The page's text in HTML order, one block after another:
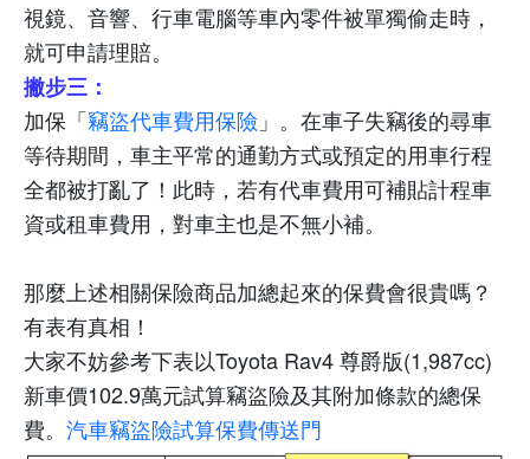
視鏡、音響、行車電腦等車內零件被單獨偷走時，
就可申請理賠。
撇步三：
加保「竊盜代車費用保險 」。在車子失竊後的尋車
等待期間，車主平常的通勤方式或預定的用車行程
全都被打亂了！此時，若有代車費用可補貼計程車
資或租車費用，對車主也是不無小補。
那麼上述相關保險商品加總起來的保費會很貴嗎？
有表有真相！
大家不妨參考下表以Toyota Rav4 尊爵版(1,987cc)
新車價102.9萬元試算竊盜險及其附加條款的總保
費。 汽車竊盜險試算保費傳送門